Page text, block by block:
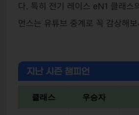
다. 특히 전기 레이스 eN1 클래스
먼스는 유튜브 중계로 꼭 감상해보
지난 시즌 챔피언
클래스 우승자